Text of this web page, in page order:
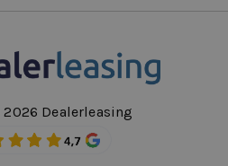
Dealerleasing